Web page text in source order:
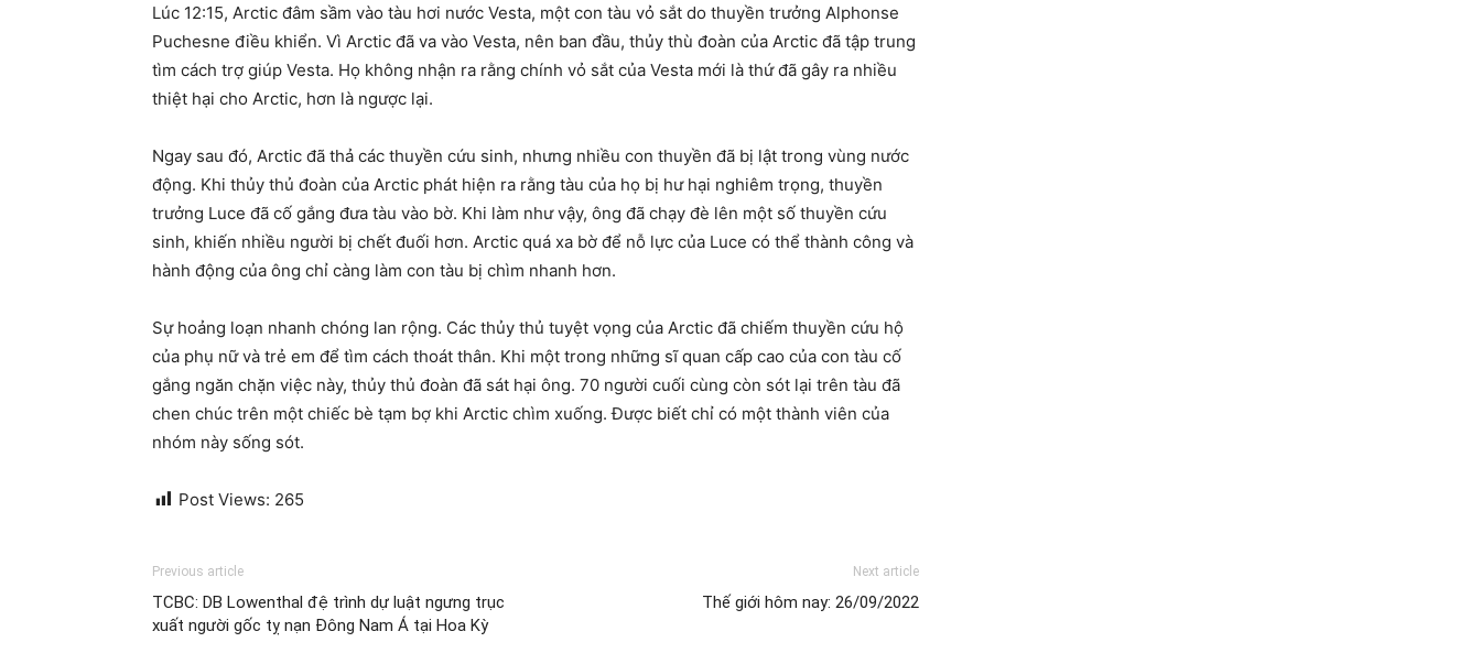
Lúc 12:15, Arctic đâm sầm vào tàu hơi nước Vesta, một con tàu vỏ sắt do thuyền trưởng Alphonse
Puchesne điều khiển. Vì Arctic đã va vào Vesta, nên ban đầu, thủy thù đoàn của Arctic đã tập trung
tìm cách trợ giúp Vesta. Họ không nhận ra rằng chính vỏ sắt của Vesta mới là thứ đã gây ra nhiều
thiệt hại cho Arctic, hơn là ngược lại.
Ngay sau đó, Arctic đã thả các thuyền cứu sinh, nhưng nhiều con thuyền đã bị lật trong vùng nước
động. Khi thủy thủ đoàn của Arctic phát hiện ra rằng tàu của họ bị hư hại nghiêm trọng, thuyền
trưởng Luce đã cố gắng đưa tàu vào bờ. Khi làm như vậy, ông đã chạy đè lên một số thuyền cứu
sinh, khiến nhiều người bị chết đuối hơn. Arctic quá xa bờ để nỗ lực của Luce có thể thành công và
hành động của ông chỉ càng làm con tàu bị chìm nhanh hơn.
Sự hoảng loạn nhanh chóng lan rộng. Các thủy thủ tuyệt vọng của Arctic đã chiếm thuyền cứu hộ
của phụ nữ và trẻ em để tìm cách thoát thân. Khi một trong những sĩ quan cấp cao của con tàu cố
gắng ngăn chặn việc này, thủy thủ đoàn đã sát hại ông. 70 người cuối cùng còn sót lại trên tàu đã
chen chúc trên một chiếc bè tạm bợ khi Arctic chìm xuống. Được biết chỉ có một thành viên của
nhóm này sống sót.
Post Views: 265
Previous article
TCBC: DB Lowenthal đệ trình dự luật ngưng trục
xuất người gốc tỵ nạn Đông Nam Á tại Hoa Kỳ
Next article
Thế giới hôm nay: 26/09/2022